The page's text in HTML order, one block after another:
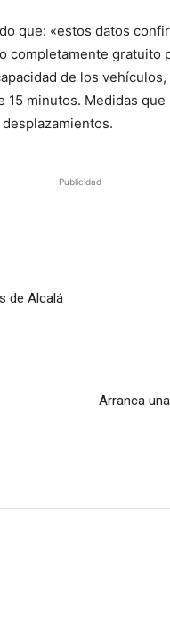
que: «estos datos
completamente gratuito
de los
15 minutos. Medidas
Publicidad
de Alcalá
Arranca